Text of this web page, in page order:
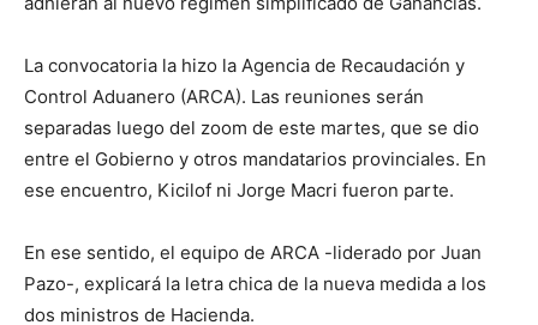
La convocatoria la hizo la Agencia de Recaudación y
Control Aduanero (ARCA). Las reuniones serán
separadas luego del zoom de este martes, que se dio
entre el Gobierno y otros mandatarios provinciales. En
ese encuentro, Kicilof ni Jorge Macri fueron parte.
En ese sentido, el equipo de ARCA -liderado por Juan
Pazo-, explicará la letra chica de la nueva medida a los
dos ministros de Hacienda.